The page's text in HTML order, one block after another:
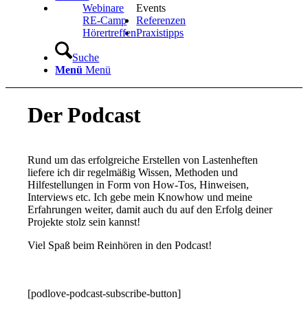
Events
Webinare
RE-Camp
Hörertreffen
Referenzen
Praxistipps
Suche
Menü Menü
Der Podcast
Rund um das erfolgreiche Erstellen von Lastenheften
liefere ich dir regelmäßig Wissen, Methoden und
Hilfestellungen in Form von How-Tos, Hinweisen,
Interviews etc. Ich gebe mein Knowhow und meine
Erfahrungen weiter, damit auch du auf den Erfolg deiner
Projekte stolz sein kannst!
Viel Spaß beim Reinhören in den Podcast!
[podlove-podcast-subscribe-button]